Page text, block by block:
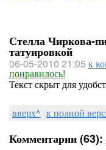
Стелла Чиркова-
татуировкой
06-05-2010 21:05 к
понравилось!
Текст скрыт для
вверх^ к полной
Комментарии (63):